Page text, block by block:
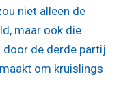
niet alleen de
maar ook die
door de derde partij
om kruislings